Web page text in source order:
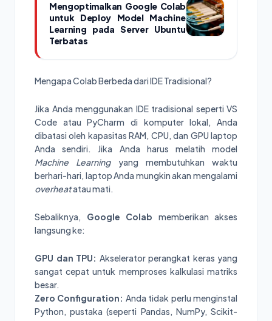
Mengoptimalkan Google Colab
untuk Deploy Model Machine
Learning pada Server Ubuntu
Terbatas
Mengapa Colab Berbeda dari IDE Tradisional?
Jika Anda menggunakan IDE tradisional seperti VS
Code atau PyCharm di komputer lokal, Anda
dibatasi oleh kapasitas RAM, CPU, dan GPU laptop
Anda sendiri. Jika Anda harus melatih model
Machine Learningyang membutuhkan waktu
berhari-hari, laptop Anda mungkin akan mengalami
overheatatau mati.
Sebaliknya, Google Colab memberikan akses
langsung ke:
GPU dan TPU: Akselerator perangkat keras yang
sangat cepat untuk memproses kalkulasi matriks
besar.
Zero Configuration: Anda tidak perlu menginstal
Python, pustaka (seperti Pandas, NumPy, Scikit-